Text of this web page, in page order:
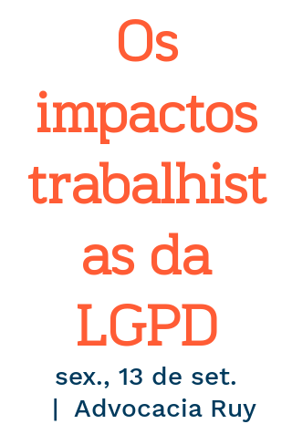
Os
impactos
trabalhist
as da
LGPD
sex., 13 de set.
  |
Advocacia Ruy